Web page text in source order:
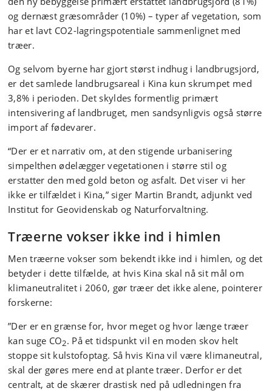
og dernæst græsområder (10%) – typer af vegetation, som
har et lavt CO2-lagringspotentiale sammenlignet med
træer.
Og selvom byerne har gjort størst indhug i landbrugsjord,
er det samlede landbrugsareal i Kina kun skrumpet med
3,8% i perioden. Det skyldes formentlig primært
intensivering af landbruget, men sandsynligvis også større
import af fødevarer.
“Der er et narrativ om, at den stigende urbanisering
simpelthen ødelægger vegetationen i større stil og
erstatter den med gold beton og asfalt. Det viser vi her
ikke er tilfældet i Kina,” siger Martin Brandt, adjunkt ved
Institut for Geovidenskab og Naturforvaltning.
Træerne vokser ikke ind i himlen
Men træerne vokser som bekendt ikke ind i himlen, og det
betyder i dette tilfælde, at hvis Kina skal nå sit mål om
klimaneutralitet i 2060, gør træer det ikke alene, pointerer
forskerne:
”Der er en grænse for, hvor meget og hvor længe træer
kan suge CO2. På et tidspunkt vil en moden skov helt
stoppe sit kulstofoptag. Så hvis Kina vil være klimaneutral,
skal der gøres mere end at plante træer. Derfor er det
centralt, at de skærer drastisk ned på udledningen fra